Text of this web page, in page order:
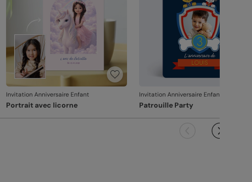
Invitation Anniversaire Enfant
Portrait avec licorne
Invitation Anniversaire Enfant
Patrouille Party